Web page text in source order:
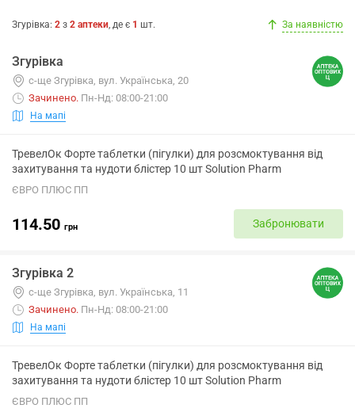
Згурівка: 2 з 2 аптеки, де є 1 шт. За наявністю
Згурівка
с-ще Згурівка, вул. Українська, 20
Зачинено. Пн-Нд: 08:00-21:00
На мапі
ТревелОк Форте таблетки (пігулки) для розсмоктування від
захитування та нудоти блістер 10 шт Solution Pharm
ЄВРО ПЛЮС ПП
114.50 грн Забронювати
Згурівка 2
с-ще Згурівка, вул. Українська, 11
Зачинено. Пн-Нд: 08:00-21:00
На мапі
ТревелОк Форте таблетки (пігулки) для розсмоктування від
захитування та нудоти блістер 10 шт Solution Pharm
ЄВРО ПЛЮС ПП